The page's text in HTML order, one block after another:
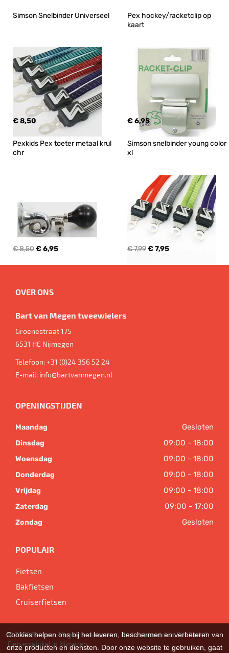
Simson Snelbinder Universeel
€ 8,50
Pex hockey/racketclip op
kaart
€ 6,95
Pexkids Pex toeter metaal krul
chr
€ 8,50€ 6,95
Simson snelbinder young color
xl
€ 7,99€ 7,95
OVER ONS
Bart van Megen tweewielers
Groenestraat 175
6531 HE Nijmegen
Telefoon:+31 (0)24 356 52 24
E-mail: info@bartvanmegen.nl
OPENINGSTIJDEN
Maandag Gesloten
Dinsdag 09:00 - 18:00
Woensdag 09:00 - 18:00
Donderdag 09:00 - 18:00
Vrijdag 09:00 - 18:00
Zaterdag 09:00 - 17:00
Zondag Gesloten
POPULAIR
Fietsen
Bakfietsen
Cruiserfietsen
© 2026 Bart van Megen tweewielers. Ondersteund doorSitePack ®
Fietsenwinkel in Nijmegen
Cookies helpen ons bij het leveren, beschermen en verbeteren van
onze producten en diensten. Door onze website te gebruiken, gaat